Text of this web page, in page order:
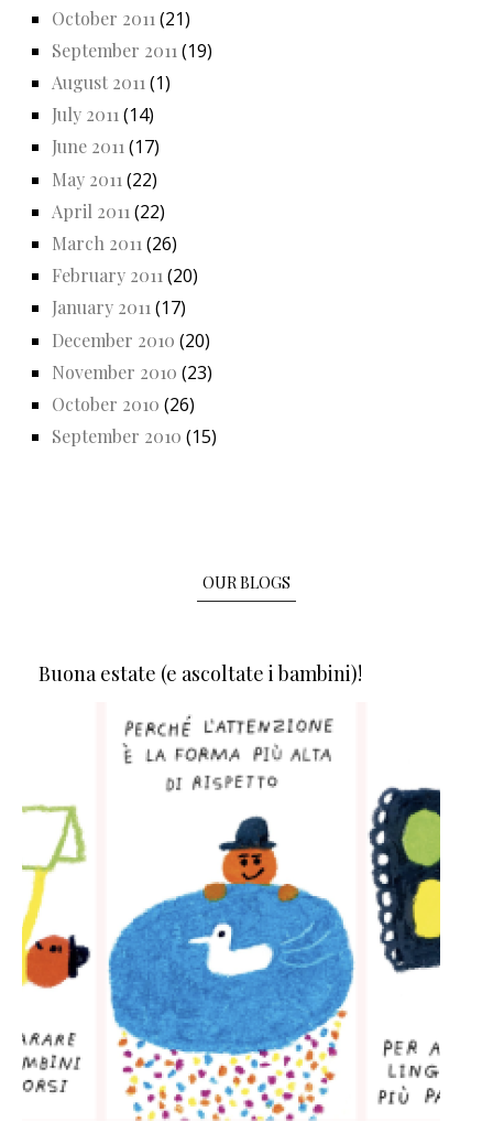
October 2011 (21)
September 2011 (19)
August 2011 (1)
July 2011(14)
June 2011(17)
May 2011 (22)
April 2011 (22)
March 2011 (26)
February 2011 (20)
January 2011(17)
December 2010 (20)
November 2010 (23)
October 2010 (26)
September 2010 (15)
OUR BLOGS
Buona estate (e ascoltate i bambini)!